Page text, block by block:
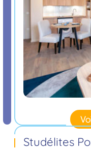
Studélites